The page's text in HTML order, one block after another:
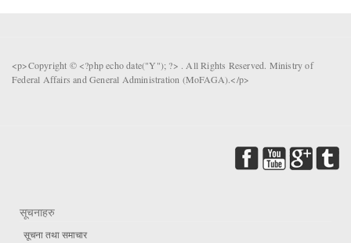
<p>Copyright © <?php echo date("Y"); ?> . All Rights Reserved. Ministry of
Federal Affairs and General Administration (MoFAGA).</p>
सूचनाहरु
सूचना तथा समाचार